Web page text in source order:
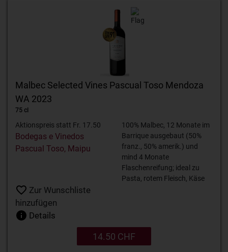
Malbec Selected Vines Pascual Toso Mendoza
WA 2023
75 cl
Aktionspreis statt Fr. 17.50
Bodegas e Vinedos
Pascual Toso, Maipu
100% Malbec, 12 Monate im
Barrique ausgebaut (50%
franz., 50% amerik.) und
mind 4 Monate
Flaschenreifung; ideal zu
Pasta, rotem Fleisch, Käse
Zur Wunschliste
hinzufügen
Details
14.50 CHF